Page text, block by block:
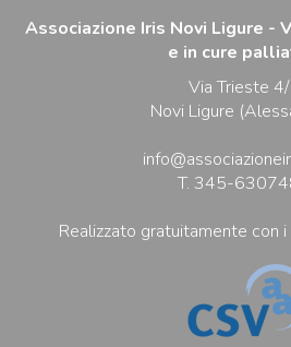
Associazione Iris Novi Ligure -
e in cure
Via Trieste
Novi Ligure
T. 345-
Realizzato gratuitamente con